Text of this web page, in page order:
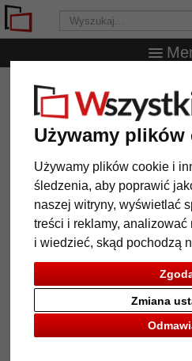
Używamy plików
Używamy plików cookie i
śledzenia, aby poprawić
naszej witryny, wyświetlać
treści i reklamy,
i wiedzieć, skąd pochodzą
Zmiana
WszystkieRamy.pl Ramy do
barokowe
Barokowa rama
Barokowa
wymiar